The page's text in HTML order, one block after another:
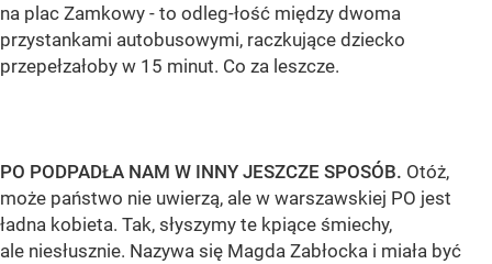
na plac Zamkowy - to odleg-łość między dwoma
przystankami autobusowymi, raczkujące dziecko
przepełzałoby w 15 minut. Co za leszcze.
PO PODPADŁA NAM W INNY JESZCZE SPOSÓB. Otóż,
może państwo nie uwierzą, ale w warszawskiej PO jest
ładna kobieta. Tak, słyszymy te kpiące śmiechy,
ale niesłusznie. Nazywa się Magda Zabłocka i miała być